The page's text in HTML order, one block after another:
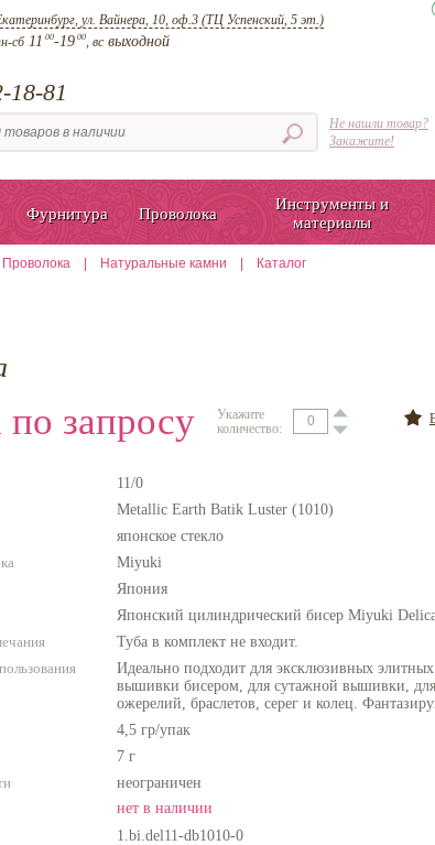
ул. Вайнера, 10, оф.3 (ТЦ Успенский, 5 эт.)
сб11 00-19 00, всвыходной
18-81
Не нашли товар?
Закажите!
Фурнитура Проволока
Инструменты и
материалы
Проволока Натуральные камни Каталог
запросу
Укажите
количество:
11/0
Metallic Earth Batik Luster (1010)
японское стекло
Miyuki
Япония
Японский цилиндрический бисер Miyuki
Туба в комплект не входит.
Идеально подходит для эксклюзивных
вышивки бисером, для сутажной вышивки, для
ожерелий, браслетов, серег и колец.
4,5 гр/упак
7 г
неограничен
нет в наличии
1.bi.del11-db1010-0